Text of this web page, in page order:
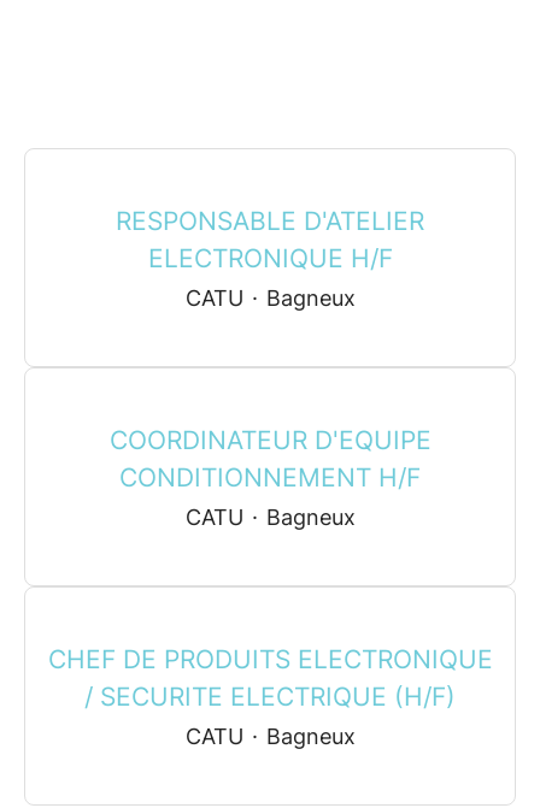
RESPONSABLE D'ATELIER
ELECTRONIQUE H/F
CATU · Bagneux
COORDINATEUR D'EQUIPE
CONDITIONNEMENT H/F
CATU · Bagneux
CHEF DE PRODUITS ELECTRONIQUE
/ SECURITE ELECTRIQUE (H/F)
CATU · Bagneux